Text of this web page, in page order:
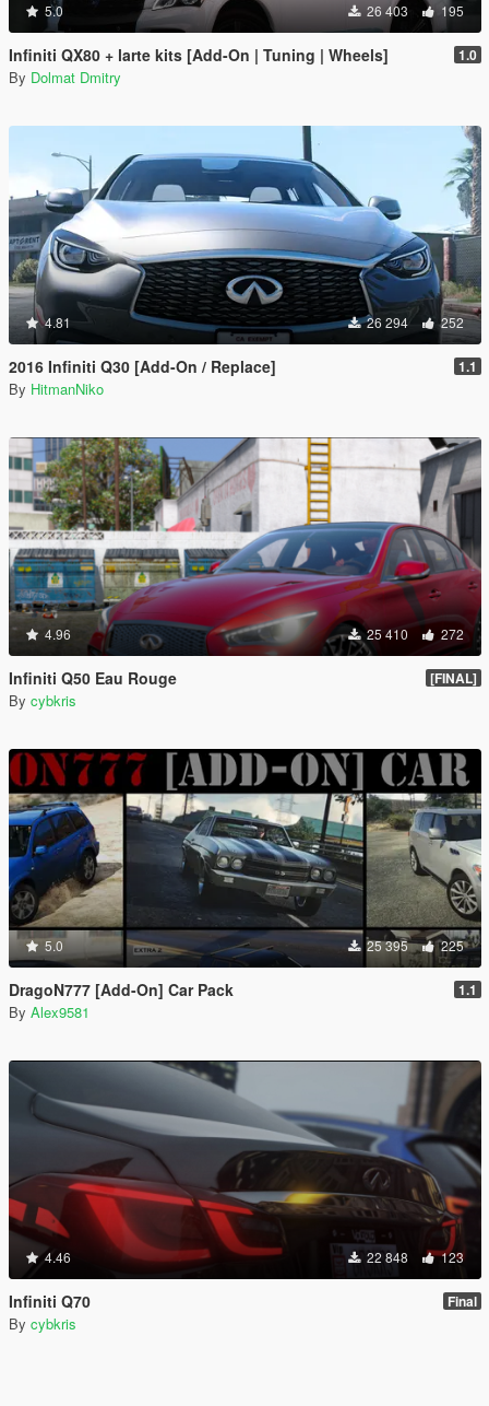
5.0 26 403 195
Infiniti QX80 + larte kits [Add-On | Tuning | Wheels] 1.0
By Dolmat Dmitry
4.81 26 294 252
2016 Infiniti Q30 [Add-On / Replace] 1.1
By HitmanNiko
4.96 25 410 272
Infiniti Q50 Eau Rouge [FINAL]
By cybkris
5.0 25 395 225
DragoN777 [Add-On] Car Pack 1.1
By Alex9581
4.46 22 848 123
Infiniti Q70 Final
By cybkris